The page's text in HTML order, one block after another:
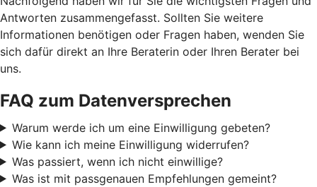
Antworten zusammengefasst. Sollten Sie weitere
Informationen benötigen oder Fragen haben, wenden Sie
sich dafür direkt an Ihre Beraterin oder Ihren Berater bei
uns.
FAQ zum Datenversprechen
Warum werde ich um eine Einwilligung gebeten?
Wie kann ich meine Einwilligung widerrufen?
Was passiert, wenn ich nicht einwillige?
Was ist mit passgenauen Empfehlungen gemeint?